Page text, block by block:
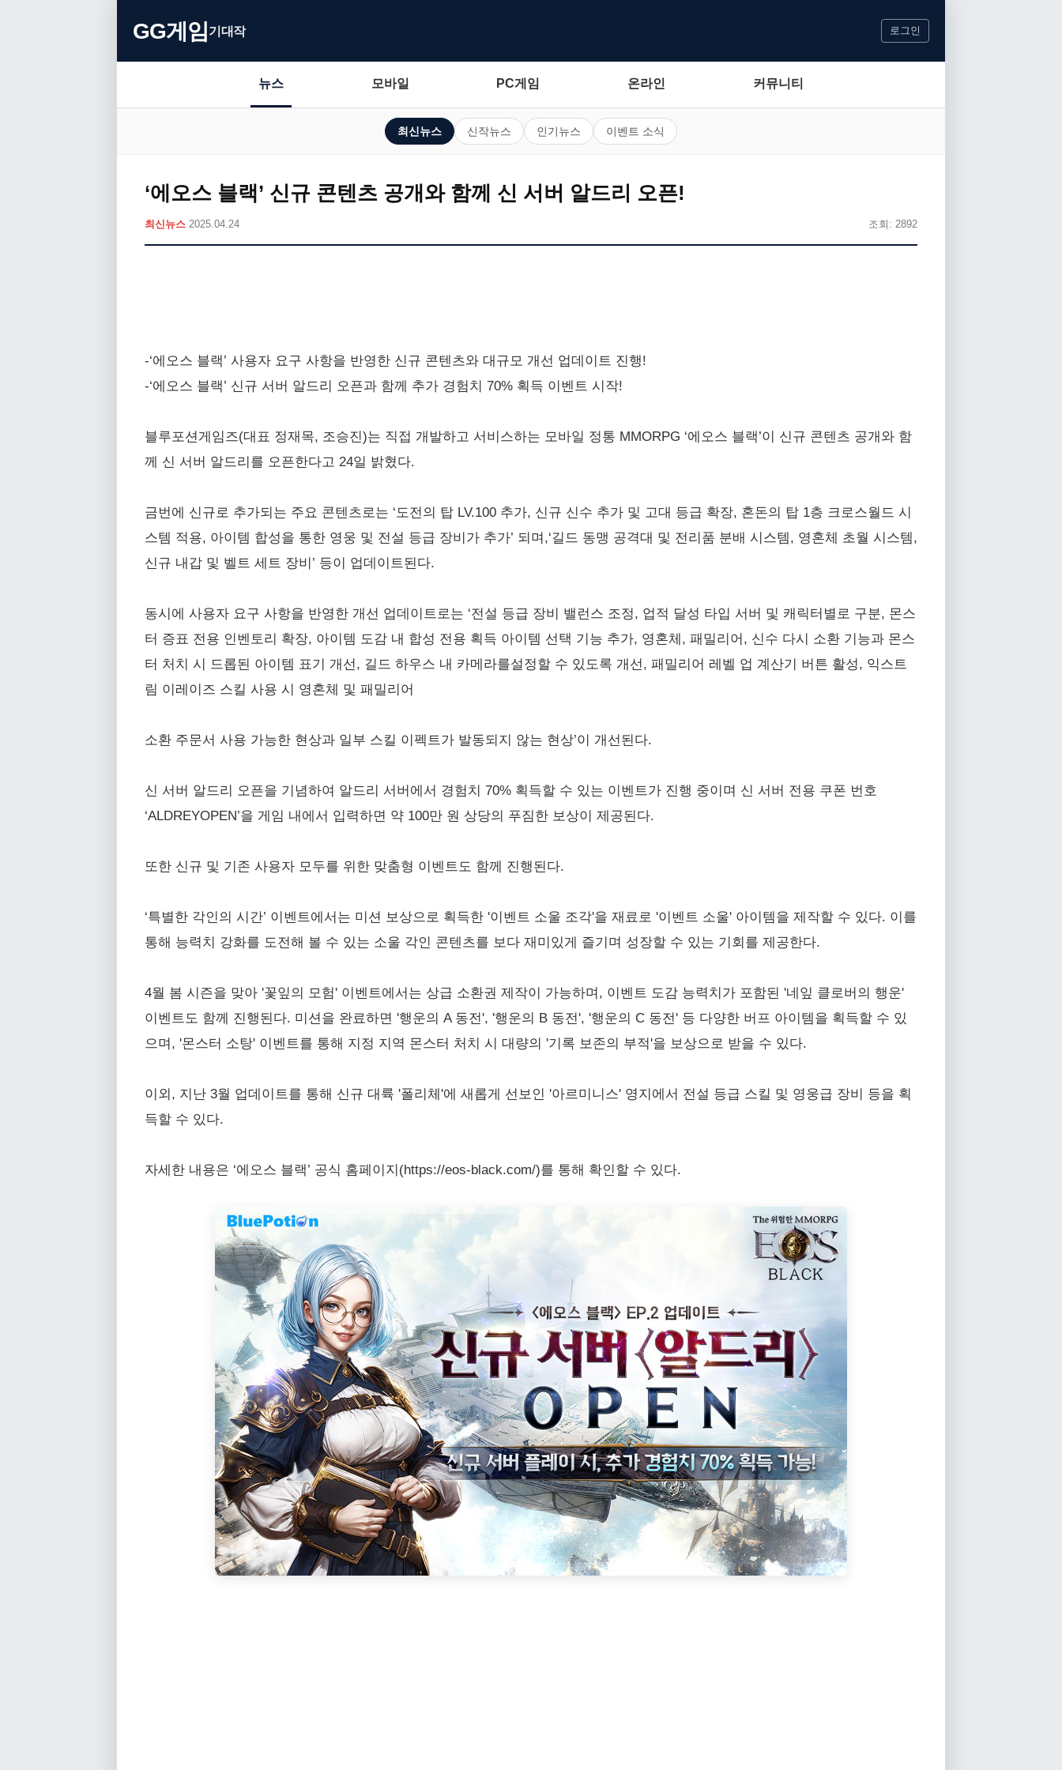
GG게임기대작 로그인
뉴스 모바일 PC게임 온라인 커뮤니티
최신뉴스 신작뉴스 인기뉴스 이벤트 소식
‘에오스 블랙’ 신규 콘텐츠 공개와 함께 신 서버 알드리 오픈!
최신뉴스 2025.04.24 조회: 2892
-‘에오스 블랙’ 사용자 요구 사항을 반영한 신규 콘텐츠와 대규모 개선 업데이트 진행!
-‘에오스 블랙’ 신규 서버 알드리 오픈과 함께 추가 경험치 70% 획득 이벤트 시작!
블루포션게임즈(대표 정재목, 조승진)는 직접 개발하고 서비스하는 모바일 정통 MMORPG ‘에오스 블랙’이 신규 콘텐츠 공개와 함
께 신 서버 알드리를 오픈한다고 24일 밝혔다.
금번에 신규로 추가되는 주요 콘텐츠로는 ‘도전의 탑 LV.100 추가, 신규 신수 추가 및 고대 등급 확장, 혼돈의 탑 1층 크로스월드 시
스템 적용, 아이템 합성을 통한 영웅 및 전설 등급 장비가 추가’ 되며,‘길드 동맹 공격대 및 전리품 분배 시스템, 영혼체 초월 시스템,
신규 내갑 및 벨트 세트 장비’ 등이 업데이트된다.
동시에 사용자 요구 사항을 반영한 개선 업데이트로는 ‘전설 등급 장비 밸런스 조정, 업적 달성 타입 서버 및 캐릭터별로 구분, 몬스
터 증표 전용 인벤토리 확장, 아이템 도감 내 합성 전용 획득 아이템 선택 기능 추가, 영혼체, 패밀리어, 신수 다시 소환 기능과 몬스
터 처치 시 드롭된 아이템 표기 개선, 길드 하우스 내 카메라를설정할 수 있도록 개선, 패밀리어 레벨 업 계산기 버튼 활성, 익스트
림 이레이즈 스킬 사용 시 영혼체 및 패밀리어
소환 주문서 사용 가능한 현상과 일부 스킬 이펙트가 발동되지 않는 현상’이 개선된다.
신 서버 알드리 오픈을 기념하여 알드리 서버에서 경험치 70% 획득할 수 있는 이벤트가 진행 중이며 신 서버 전용 쿠폰 번호
‘ALDREYOPEN’을 게임 내에서 입력하면 약 100만 원 상당의 푸짐한 보상이 제공된다.
또한 신규 및 기존 사용자 모두를 위한 맞춤형 이벤트도 함께 진행된다.
‘특별한 각인의 시간’ 이벤트에서는 미션 보상으로 획득한 '이벤트 소울 조각'을 재료로 '이벤트 소울' 아이템을 제작할 수 있다. 이를
통해 능력치 강화를 도전해 볼 수 있는 소울 각인 콘텐츠를 보다 재미있게 즐기며 성장할 수 있는 기회를 제공한다.
4월 봄 시즌을 맞아 '꽃잎의 모험' 이벤트에서는 상급 소환권 제작이 가능하며, 이벤트 도감 능력치가 포함된 '네잎 클로버의 행운'
이벤트도 함께 진행된다. 미션을 완료하면 '행운의 A 동전', '행운의 B 동전', '행운의 C 동전' 등 다양한 버프 아이템을 획득할 수 있
으며, '몬스터 소탕' 이벤트를 통해 지정 지역 몬스터 처치 시 대량의 '기록 보존의 부적'을 보상으로 받을 수 있다.
이외, 지난 3월 업데이트를 통해 신규 대륙 '폴리체'에 새롭게 선보인 '아르미니스' 영지에서 전설 등급 스킬 및 영웅급 장비 등을 획
득할 수 있다.
자세한 내용은 ‘에오스 블랙’ 공식 홈페이지(https://eos-black.com/)를 통해 확인할 수 있다.